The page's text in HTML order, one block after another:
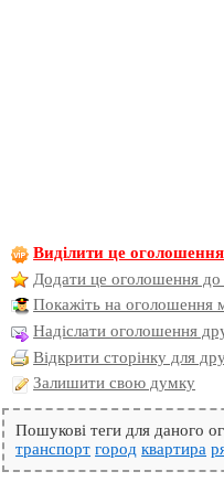
Виділити це оголошення
Додати це оголошення до
Покажіть на оголошення
Надіслати оголошення
Відкрити сторінку для
Залишити свою думку
Пошукові теги для даного
транспорт город квартира